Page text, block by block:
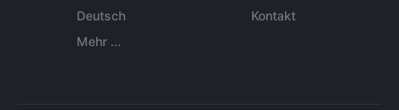
Deutsch
Mehr ...
Kontakt